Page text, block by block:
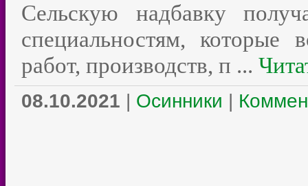
Сельскую надбавку
специальностям, которые
работ, производств, п ...
08.10.2021 | Осинники |